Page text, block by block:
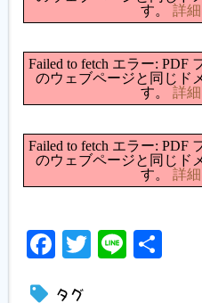
す。 詳
Failed to fetch エラー: PDF
のウェブページと同じド
す。 詳
Failed to fetch エラー: PDF
のウェブページと同じド
す。 詳
Facebook
Twitter
Line
タグ